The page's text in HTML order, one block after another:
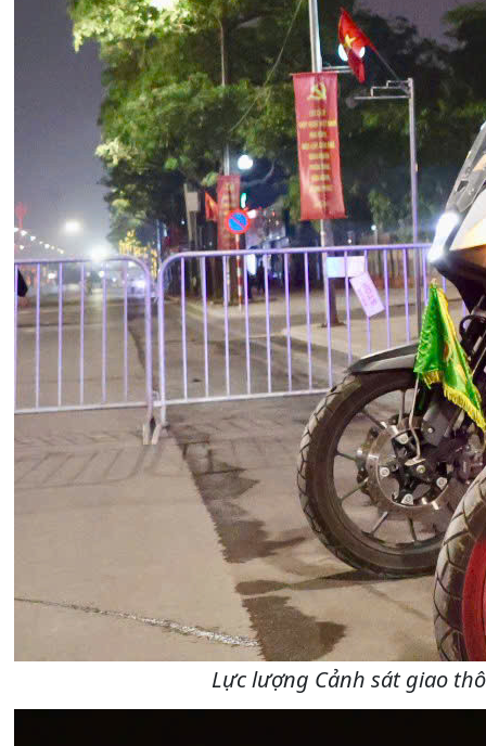
Lực lượng Cảnh sát giao